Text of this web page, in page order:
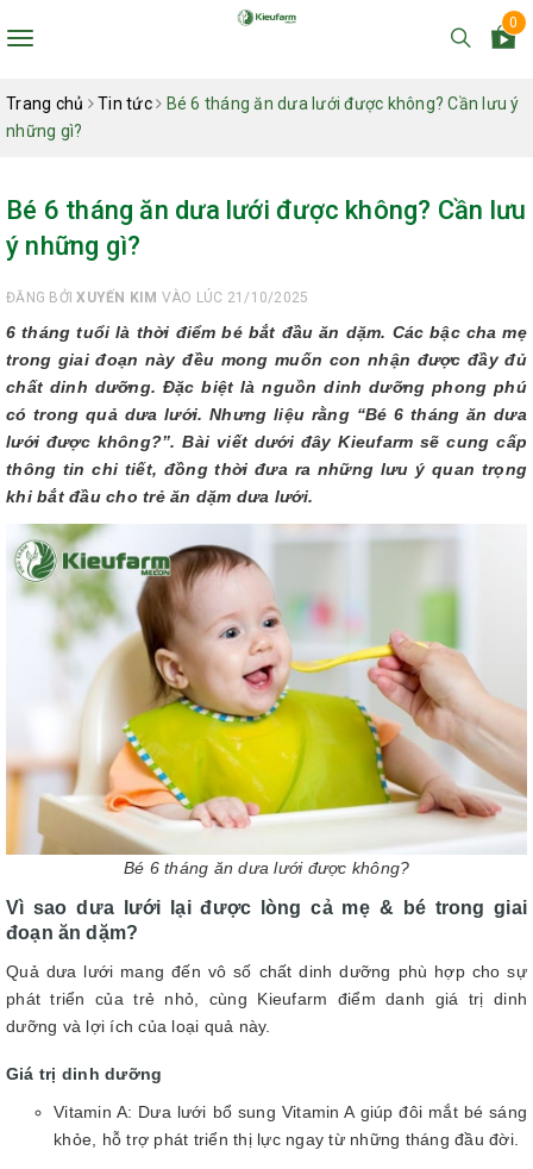
Toggle
0
Trang chủ Tin tức
Bé 6 tháng ăn dưa lưới được không? Cần lưu ý
những gì?
Bé 6 tháng ăn dưa lưới được không? Cần lưu
ý những gì?
ĐĂNG BỞIXUYẾN KIM VÀO LÚC 21/10/2025
6 tháng tuổi là thời điểm bé bắt đầu ăn dặm. Các bậc cha mẹ
trong giai đoạn này đều mong muốn con nhận được đầy đủ
chất dinh dưỡng. Đặc biệt là nguồn dinh dưỡng phong phú
có trong quả dưa lưới. Nhưng liệu rằng “Bé 6 tháng ăn dưa
lưới được không?”. Bài viết dưới đây Kieufarm sẽ cung cấp
thông tin chi tiết, đồng thời đưa ra những lưu ý quan trọng
khi bắt đầu cho trẻ ăn dặm dưa lưới.
Bé 6 tháng ăn dưa lưới được không?
Vì sao dưa lưới lại được lòng cả mẹ & bé trong giai
đoạn ăn dặm?
Quả dưa lưới mang đến vô số chất dinh dưỡng phù hợp cho sự
phát triển của trẻ nhỏ, cùng Kieufarm điểm danh giá trị dinh
dưỡng và lợi ích của loại quả này.
Giá trị dinh dưỡng
Vitamin A: Dưa lưới bổ sung Vitamin A giúp đôi mắt bé sáng
khỏe, hỗ trợ phát triển thị lực ngay từ những tháng đầu đời.